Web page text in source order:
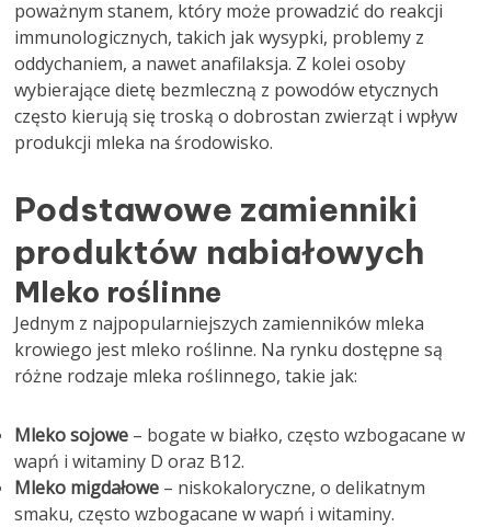
poważnym stanem, który może prowadzić do reakcji
immunologicznych, takich jak wysypki, problemy z
oddychaniem, a nawet anafilaksja. Z kolei osoby
wybierające dietę bezmleczną z powodów etycznych
często kierują się troską o dobrostan zwierząt i wpływ
produkcji mleka na środowisko.
Podstawowe zamienniki
produktów nabiałowych
Mleko roślinne
Jednym z najpopularniejszych zamienników mleka
krowiego jest mleko roślinne. Na rynku dostępne są
różne rodzaje mleka roślinnego, takie jak:
Mleko sojowe – bogate w białko, często wzbogacane w
wapń i witaminy D oraz B12.
Mleko migdałowe – niskokaloryczne, o delikatnym
smaku, często wzbogacane w wapń i witaminy.